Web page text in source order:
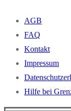
AGB
FAQ
Kontakt
Impressum
Hilfe bei